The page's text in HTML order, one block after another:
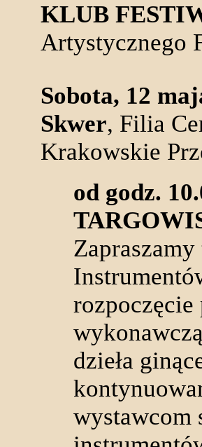
KLUB
Artystycznego
Sobota, 12
Skwer, Filia
Krakowskie
od godz.
dzieła
wystawcom